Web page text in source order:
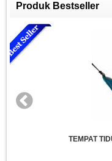
Produk Bestseller
TEMPAT